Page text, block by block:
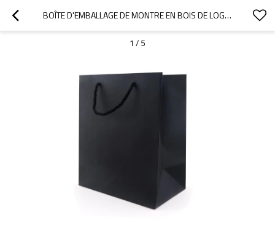
BOÎTE D'EMBALLAGE DE MONTRE EN BOIS DE LOGO EN BOIS PERSONNALISÉ DE LUXE AVEC UN DESIGN PERSONNALISÉ
1 / 5